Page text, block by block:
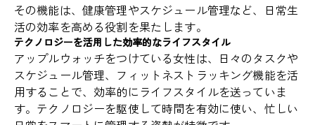
その機能は、健康管理やスケジュール管理など、日常生
活の効率を高める役割を果たします。
テクノロジーを活用した効率的なライフスタイル
アップルウォッチをつけている女性は、日々のタスクや
スケジュール管理、フィットネストラッキング機能を活
用することで、効率的にライフスタイルを送っていま
す。テクノロジーを駆使して時間を有効に使い、忙しい